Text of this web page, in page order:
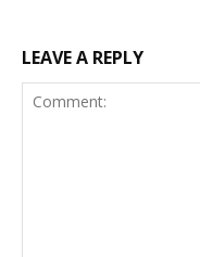
LEAVE A REPLY